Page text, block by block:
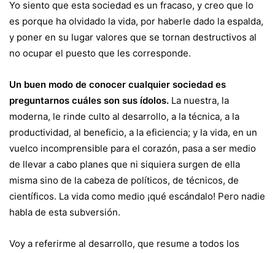
Yo siento que esta sociedad es un fracaso, y creo que lo
es porque ha olvidado la vida, por haberle dado la espalda,
y poner en su lugar valores que se tornan destructivos al
no ocupar el puesto que les corresponde.
Un buen modo de conocer cualquier sociedad es
preguntarnos cuáles son sus ídolos. La nuestra, la
moderna, le rinde culto al desarrollo, a la técnica, a la
productividad, al beneficio, a la eficiencia; y la vida, en un
vuelco incomprensible para el corazón, pasa a ser medio
de llevar a cabo planes que ni siquiera surgen de ella
misma sino de la cabeza de políticos, de técnicos, de
científicos. La vida como medio ¡qué escándalo! Pero nadie
habla de esta subversión.
Voy a referirme al desarrollo, que resume a todos los